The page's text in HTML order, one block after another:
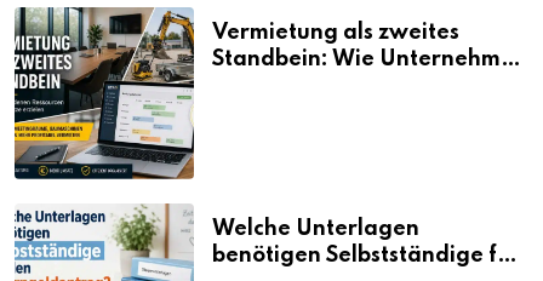
Vermietung als zweites
Standbein: Wie Unternehmen
Welche Unterlagen
benötigen Selbstständige für